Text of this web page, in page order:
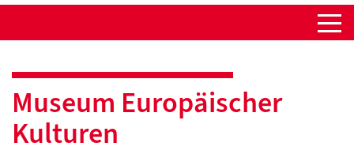
Museum Europäischer
Kulturen